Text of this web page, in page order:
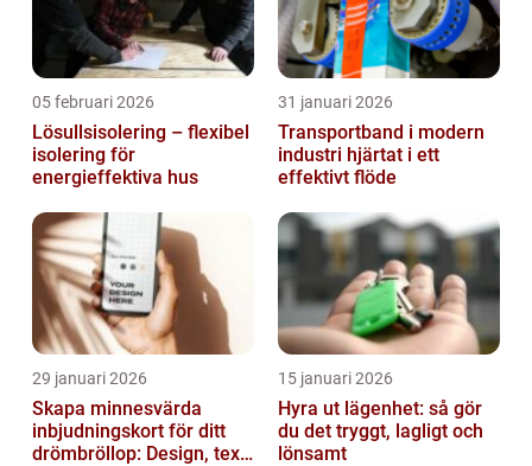
05 februari 2026
Lösullsisolering – flexibel
isolering för
energieffektiva hus
31 januari 2026
Transportband i modern
industri hjärtat i ett
effektivt flöde
29 januari 2026
Skapa minnesvärda
inbjudningskort för ditt
drömbröllop: Design, text
15 januari 2026
Hyra ut lägenhet: så gör
du det tryggt, lagligt och
lönsamt